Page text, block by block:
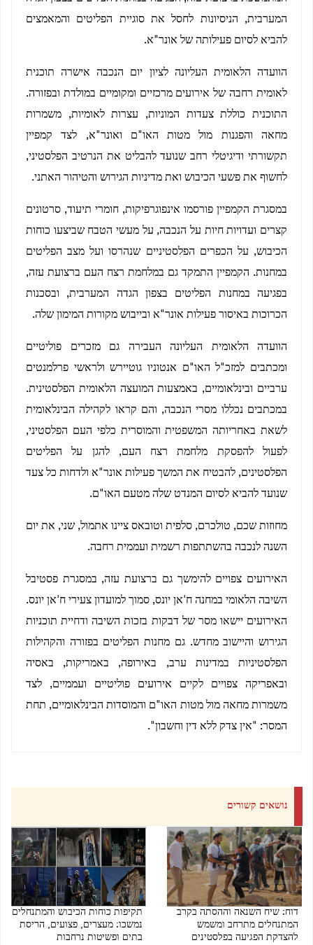
המערבית, הניסיונות לחסל את סוגיית הפליטים והמאמצים
להביא לסיום פעילותה של אונר"א.
הוועדה הלאומית העליונה לציון יום הנכבה אישרה תוכנית
לאומית רחבה של אירועים מרכזיים ומקומיים במולדת ובפזורה.
התוכנית כוללת צעדות המוניות, עצרות לאומיות, משמרות
מחאה והפגנות מול מטות האו"ם ואונר"א, לצד קמפיין
תקשורתי ודיגיטלי רחב שנועד להבליט את הנרטיב הפלסטיני,
לחשוף את פשעי הכיבוש ואת מדיניות הגירוש והטיהור האתני.
במסגרת הקמפיין פורסמו אינפוגרפיקות, חומרי תיעוד, סרטונים
קצרים ועדויות חיות על הנכבה, על מעשי הטבח שביצעו כוחות
הכיבוש, על הכפרים הפלסטיניים שנהרסו ועל מצב הפליטים
במחנות. הקמפיין התמקד גם במלחמת רצח העם ברצועת עזה,
בפגיעה במחנות הפליטים בצפון הגדה המערבית, ובסכנות
הכרוכות באיסור פעילות אונר"א ובייבוש מקורות המימון שלה.
הוועדה הלאומית העליונה העבירה גם מזכרים פוליטיים
ומכתבים למזכ"ל האו"ם אנטוניו גוטיירש ולראשי פרלמנטים
ערביים ובינלאומיים, באמצעות המועצה הלאומית הפלסטינית.
במכתבים נכללו מסרי הנכבה, והם קראו לקהילה הבינלאומית
לשאת באחריותה המשפטית והמוסרית כלפי העם הפלסטיני,
לפעול להפסקת מלחמת רצח העם, להגן על הפליטים
הפלסטינים, להבטיח את המשך פעילות אונר"א ולדחות כל צעד
שנועד להביא לסיום המנדט שלה מטעם האו"ם.
מחוזות שכם, טולכרם, סלפית וטובאס ציינו אתמול, שני, את יום
השנה לנכבה בהשתתפות רשמית ועממית רחבה.
האירועים צפויים להימשך גם ברצועת עזה, במסגרת פסטיבל
השיבה הלאומי במחנה ח'אן יונס, סמוך למועדון צעירי ח'אן יונס.
האירועים יישאו מסר של דבקות בזכות השיבה ודחיית תוכניות
הגירוש והיישוב מחדש. גם מחנות הפליטים בפזורה והקהילות
הפלסטיניות במדינות ערב, באירופה, באמריקות, באסיה
ובאפריקה צפויים לקיים אירועים פוליטיים ועממיים, לצד
משמרות מחאה מול מטות האו"ם והמוסדות הבינלאומיים, תחת
המסר: "אין צדק ללא דין וחשבון".
נושאים קשורים
דוח: שיח השנאה וההסתה בקרב
המתנחלים מתרחב ומשמש
להצדקת הפגיעה בפלסטינים
תקיפות כוחות הכיבוש והמתנחלים
נמשכו: מעצרים, פצועים, הריסת
בתים ופשיטות נרחבות